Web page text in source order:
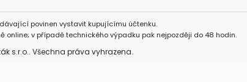
povinen vystavit kupujícímu účtenku.
online; v případě technického výpadku pak nejpozději do 48 hodin.
s.r.o.. Všechna práva vyhrazena.